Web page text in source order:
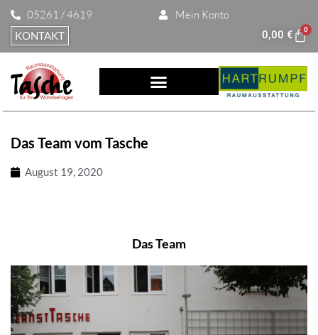
05261 / 4619 Mein Konto
KONTAKT 0,00 € 0
Das Team vom Tasche
August 19, 2020
Das Team